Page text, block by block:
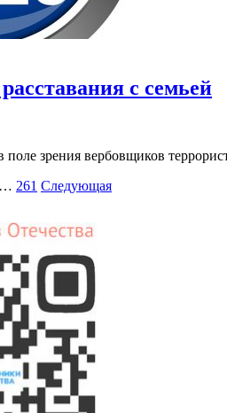
с семьей
поле зрения вербовщиков
… 261 Следующая